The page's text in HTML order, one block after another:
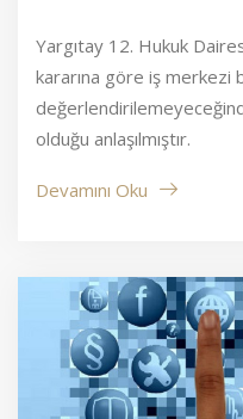
Yargıtay 12. Hukuk
kararına göre iş merkezi
olduğu anlaşılmıştır.
Devamını Oku